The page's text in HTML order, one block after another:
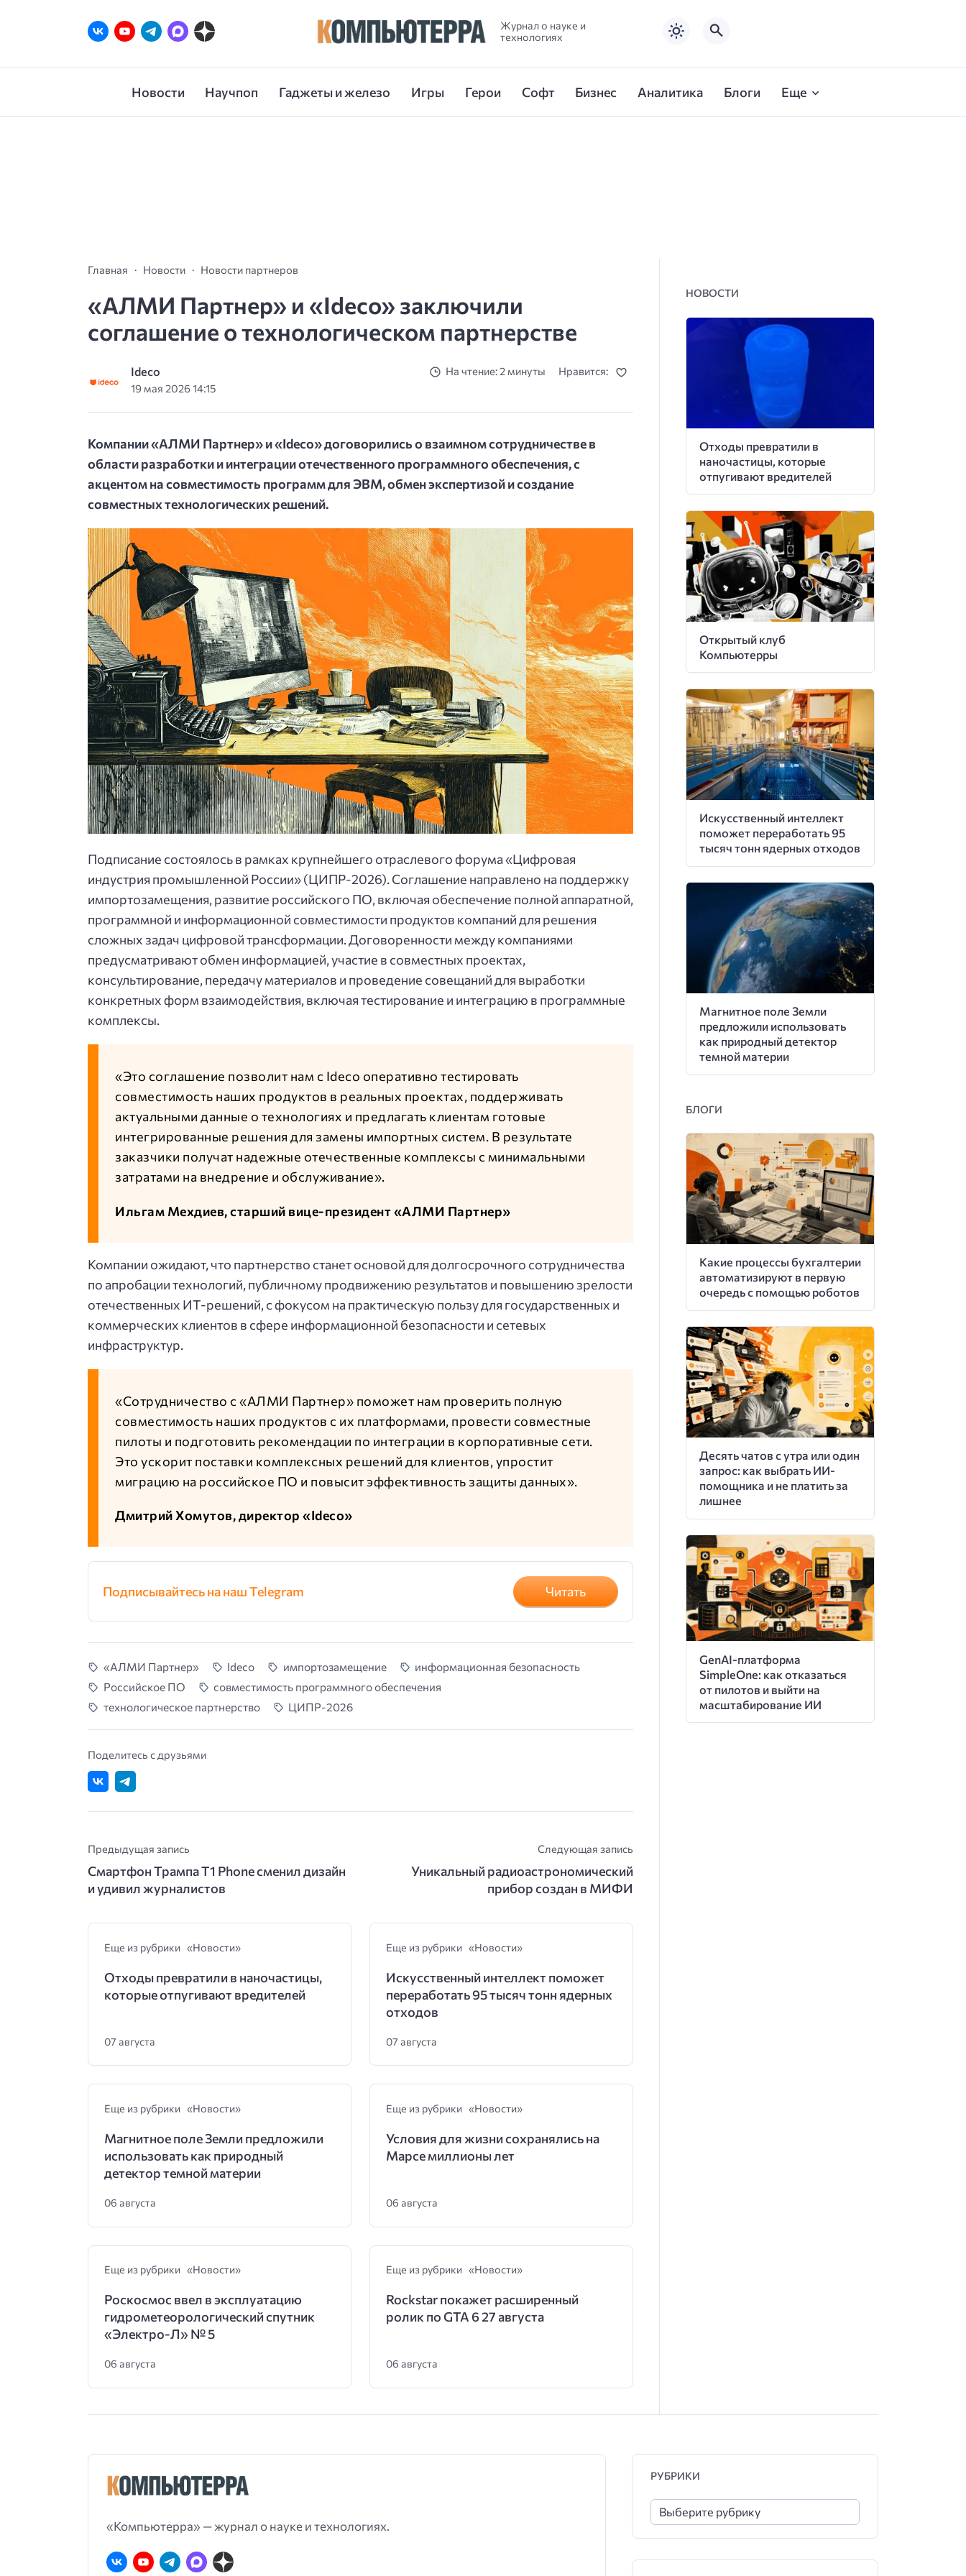
Журнал о науке и
технологиях
Новости Научпоп Гаджеты и железо Игры Герои Софт Бизнес Аналитика Блоги Еще
Главная Новости Новости партнеров
«АЛМИ Партнер» и «Ideco» заключили
соглашение о технологическом партнерстве
Ideco
19 мая 2026 14:15
На чтение: 2 минуты Нравится:
Компании «АЛМИ Партнер» и «Ideco» договорились о взаимном сотрудничестве в
области разработки и интеграции отечественного программного обеспечения, с
акцентом на совместимость программ для ЭВМ, обмен экспертизой и создание
совместных технологических решений.
Подписание состоялось в рамках крупнейшего отраслевого форума «Цифровая
индустрия промышленной России» (ЦИПР-2026). Соглашение направлено на поддержку
импортозамещения, развитие российского ПО, включая обеспечение полной аппаратной,
программной и информационной совместимости продуктов компаний для решения
сложных задач цифровой трансформации. Договоренности между компаниями
предусматривают обмен информацией, участие в совместных проектах,
консультирование, передачу материалов и проведение совещаний для выработки
конкретных форм взаимодействия, включая тестирование и интеграцию в программные
комплексы.
«Это соглашение позволит нам с Ideco оперативно тестировать
совместимость наших продуктов в реальных проектах, поддерживать
актуальными данные о технологиях и предлагать клиентам готовые
интегрированные решения для замены импортных систем. В результате
заказчики получат надежные отечественные комплексы с минимальными
затратами на внедрение и обслуживание».
Ильгам Мехдиев, старший вице-президент «АЛМИ Партнер»
Компании ожидают, что партнерство станет основой для долгосрочного сотрудничества
по апробации технологий, публичному продвижению результатов и повышению зрелости
отечественных ИТ-решений, с фокусом на практическую пользу для государственных и
коммерческих клиентов в сфере информационной безопасности и сетевых
инфраструктур.
«Сотрудничество с «АЛМИ Партнер» поможет нам проверить полную
совместимость наших продуктов с их платформами, провести совместные
пилоты и подготовить рекомендации по интеграции в корпоративные сети.
Это ускорит поставки комплексных решений для клиентов, упростит
миграцию на российское ПО и повысит эффективность защиты данных».
Дмитрий Хомутов, директор «Ideco»
Подписывайтесь на наш Telegram Читать
«АЛМИ Партнер» Ideco импортозамещение
информационная безопасность
Российское ПО
совместимость программного обеспечения
технологическое партнерство
ЦИПР-2026
Поделитесь с друзьями
Предыдущая запись
Смартфон Трампа T1 Phone сменил дизайн
и удивил журналистов
Следующая запись
Уникальный радиоастрономический
прибор создан в МИФИ
Еще из рубрики «Новости»
Отходы превратили в наночастицы,
которые отпугивают вредителей
07 августа
Еще из рубрики «Новости»
Искусственный интеллект поможет
переработать 95 тысяч тонн ядерных
отходов
07 августа
Еще из рубрики «Новости»
Магнитное поле Земли предложили
использовать как природный
детектор темной материи
06 августа
Еще из рубрики «Новости»
Условия для жизни сохранялись на
Марсе миллионы лет
06 августа
Еще из рубрики «Новости»
Роскосмос ввел в эксплуатацию
гидрометеорологический спутник
«Электро-Л» № 5
06 августа
Еще из рубрики «Новости»
Rockstar покажет расширенный
ролик по GTA 6 27 августа
06 августа
НОВОСТИ
Отходы превратили в
наночастицы, которые
отпугивают вредителей
Открытый клуб
Компьютерры
Искусственный интеллект
поможет переработать 95
тысяч тонн ядерных отходов
Магнитное поле Земли
предложили использовать
как природный детектор
темной материи
БЛОГИ
Какие процессы бухгалтерии
автоматизируют в первую
очередь с помощью роботов
Десять чатов с утра или один
запрос: как выбрать ИИ-
помощника и не платить за
лишнее
GenAI-платформа
SimpleOne: как отказаться
от пилотов и выйти на
масштабирование ИИ
«Компьютерра» — журнал о науке и технологиях.
РУБРИКИ